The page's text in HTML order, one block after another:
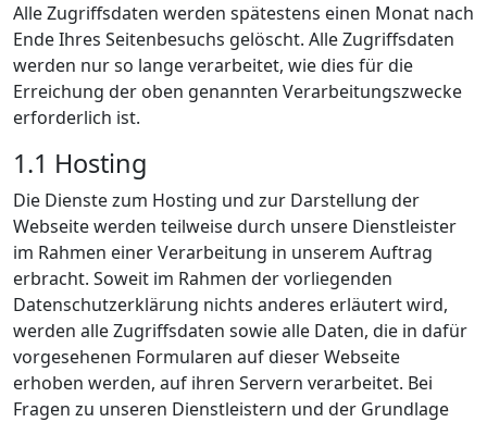
Alle Zugriffsdaten werden spätestens einen Monat nach
Ende Ihres Seitenbesuchs gelöscht. Alle Zugriffsdaten
werden nur so lange verarbeitet, wie dies für die
Erreichung der oben genannten Verarbeitungszwecke
erforderlich ist.
1.1 Hosting
Die Dienste zum Hosting und zur Darstellung der
Webseite werden teilweise durch unsere Dienstleister
im Rahmen einer Verarbeitung in unserem Auftrag
erbracht. Soweit im Rahmen der vorliegenden
Datenschutzerklärung nichts anderes erläutert wird,
werden alle Zugriffsdaten sowie alle Daten, die in dafür
vorgesehenen Formularen auf dieser Webseite
erhoben werden, auf ihren Servern verarbeitet. Bei
Fragen zu unseren Dienstleistern und der Grundlage